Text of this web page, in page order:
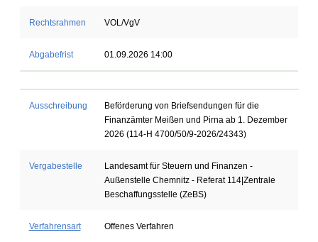
Rechtsrahmen VOL/VgV
Abgabefrist 01.09.2026 14:00
Ausschreibung
Beförderung von Briefsendungen für die
Finanzämter Meißen und Pirna ab 1. Dezember
2026 (114-H 4700/50/9-2026/24343)
Vergabestelle
Landesamt für Steuern und Finanzen -
Außenstelle Chemnitz - Referat 114|Zentrale
Beschaffungsstelle (ZeBS)
Verfahrensart Offenes Verfahren